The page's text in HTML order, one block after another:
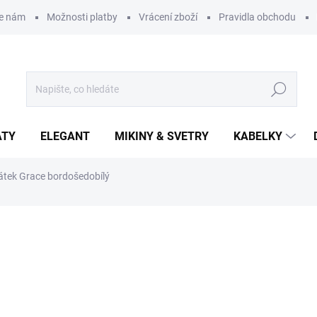
nám Možnosti platby Vrácení zboží Pravidla obchodu
Hledat
ELEGANT MIKINY & SVETRY KABELKY
Grace bordošedobílý